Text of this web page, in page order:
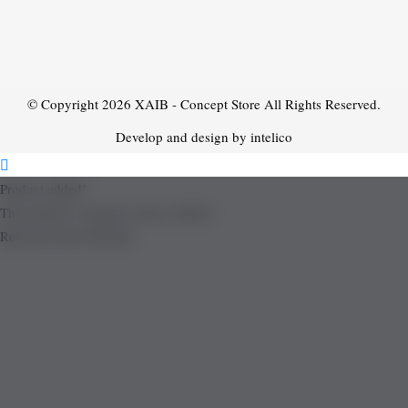
© Copyright 2026 XAIB - Concept Store All Rights Reserved.
Develop and design by intelico
Product added!
The product is already in the wishlist!
Removed from Wishlist